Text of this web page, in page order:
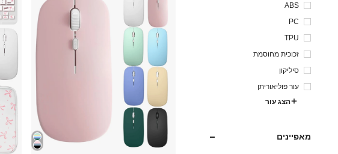
ABS
PC
TPU
זכוכית מחוסמת
סיליקון
עור פוליאוריתן
הצג עור
מאפיינים